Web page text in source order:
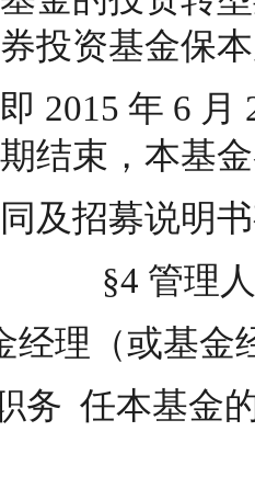
投资基金保
2015 年 6
结束，本基
及招募说明
经理（或基金